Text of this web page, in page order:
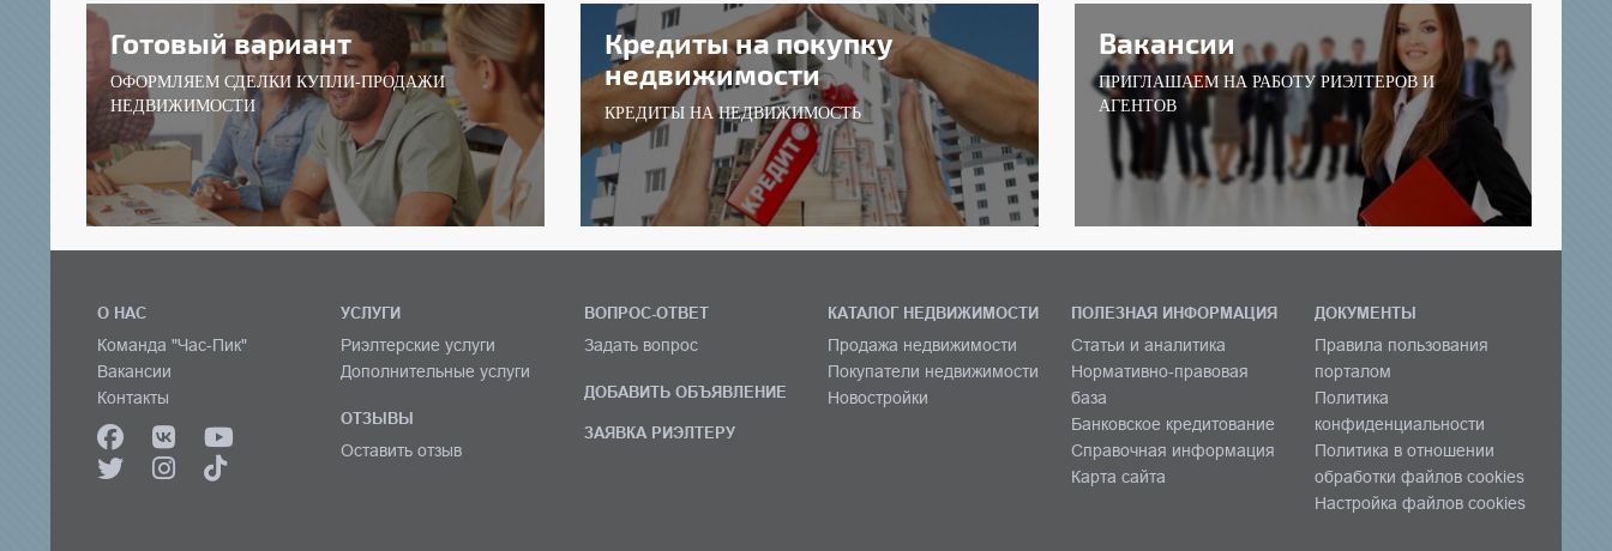
Готовый вариант
ОФОРМЛЯЕМ СДЕЛКИ КУПЛИ-ПРОДАЖИ
НЕДВИЖИМОСТИ
Кредиты на покупку
недвижимости
КРЕДИТЫ НА НЕДВИЖИМОСТЬ
Вакансии
ПРИГЛАШАЕМ НА РАБОТУ РИЭЛТЕРОВ И
АГЕНТОВ
О НАС
Команда "Час-Пик"
Вакансии
Контакты
УСЛУГИ
Риэлтерские услуги
Дополнительные услуги
ОТЗЫВЫ
Оставить отзыв
ВОПРОС-ОТВЕТ
Задать вопрос
ДОБАВИТЬ ОБЪЯВЛЕНИЕ
ЗАЯВКА РИЭЛТЕРУ
КАТАЛОГ НЕДВИЖИМОСТИ
Продажа недвижимости
Покупатели недвижимости
Новостройки
ПОЛЕЗНАЯ ИНФОРМАЦИЯ
Статьи и аналитика
Нормативно-правовая
база
Банковское кредитование
Справочная информация
Карта сайта
ДОКУМЕНТЫ
Правила пользования
порталом
Политика
конфиденциальности
Политика в отношении
обработки файлов cookies
Настройка файлов cookies